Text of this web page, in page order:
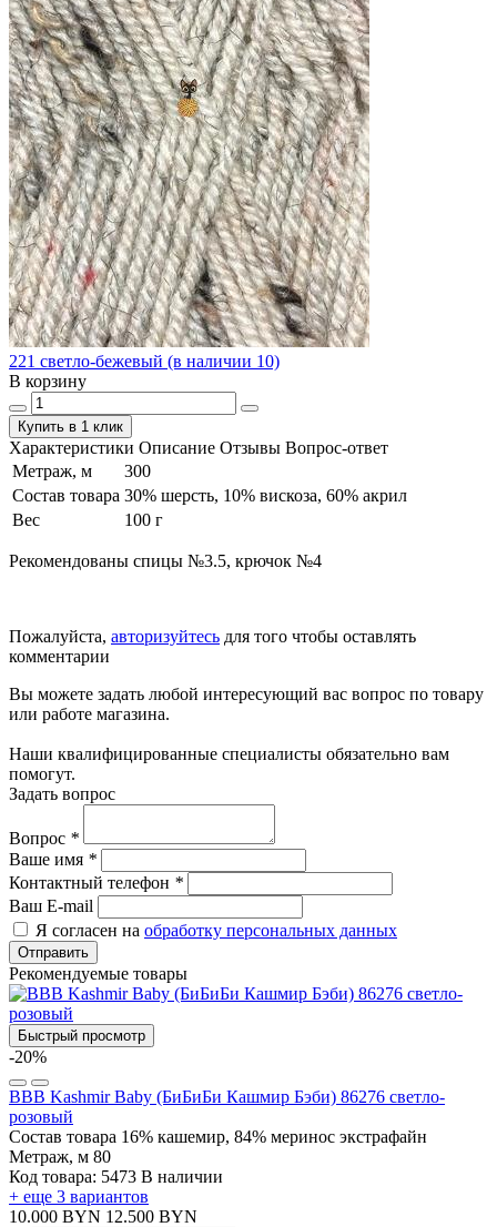
221 светло-бежевый (в наличии 10)
В корзину
Купить в 1 клик
Характеристики Описание Отзывы Вопрос-ответ
Метраж, м
300
Состав товара 30% шерсть, 10% вискоза, 60% акрил
Вес
100 г
Рекомендованы спицы №3.5, крючок №4
Пожалуйста, авторизуйтесь для того чтобы оставлять
комментарии
Вы можете задать любой интересующий вас вопрос по товару
или работе магазина.
Наши квалифицированные специалисты обязательно вам
помогут.
Задать вопрос
Вопрос *
Ваше имя *
Контактный телефон *
Ваш E-mail
Я согласен на обработку персональных данных
Отправить
Рекомендуемые товары
Быстрый просмотр
-20%
BBB Kashmir Baby (БиБиБи Кашмир Бэби) 86276 светло-
розовый
Состав товара 16% кашемир, 84% меринос экстрафайн
Метраж, м 80
Код товара: 5473 В наличии
+ еще 3 вариантов
10.000 BYN 12.500 BYN